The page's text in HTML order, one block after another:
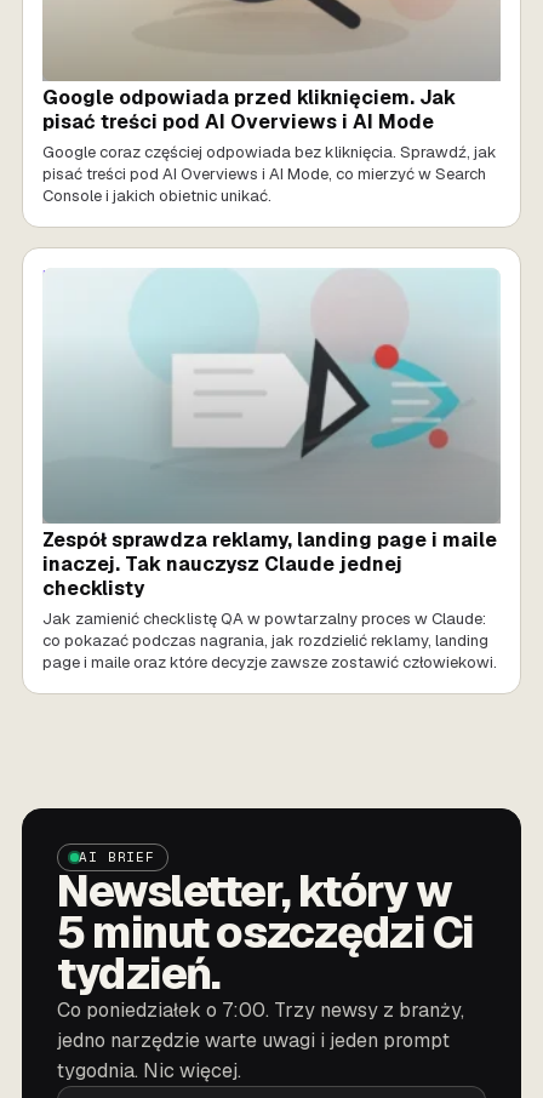
Google odpowiada przed kliknięciem. Jak
pisać treści pod AI Overviews i AI Mode
Google coraz częściej odpowiada bez kliknięcia. Sprawdź, jak
pisać treści pod AI Overviews i AI Mode, co mierzyć w Search
Console i jakich obietnic unikać.
MARKETING AI
Zespół sprawdza reklamy, landing page i maile
inaczej. Tak nauczysz Claude jednej
checklisty
Jak zamienić checklistę QA w powtarzalny proces w Claude:
co pokazać podczas nagrania, jak rozdzielić reklamy, landing
page i maile oraz które decyzje zawsze zostawić człowiekowi.
AI BRIEF
Newsletter, który w
5 minut oszczędzi Ci
tydzień.
Co poniedziałek o 7:00. Trzy newsy z branży,
jedno narzędzie warte uwagi i jeden prompt
tygodnia. Nic więcej.